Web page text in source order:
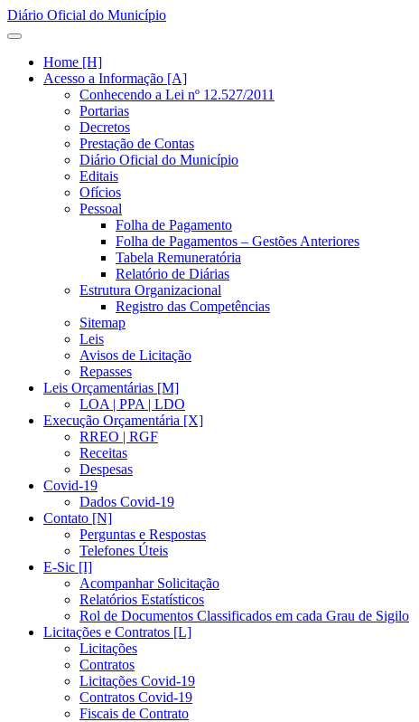
Diário Oficial do Município
Home [H]
Acesso a Informação [A]
Conhecendo a Lei nº 12.527/2011
Portarias
Decretos
Prestação de Contas
Diário Oficial do Município
Editais
Ofícios
Pessoal
Folha de Pagamento
Folha de Pagamentos – Gestões Anteriores
Tabela Remuneratória
Relatório de Diárias
Estrutura Organizacional
Registro das Competências
Sitemap
Leis
Avisos de Licitação
Repasses
Leis Orçamentárias [M]
LOA | PPA | LDO
Execução Orçamentária [X]
RREO | RGF
Receitas
Despesas
Covid-19
Dados Covid-19
Contato [N]
Perguntas e Respostas
Telefones Úteis
E-Sic [I]
Acompanhar Solicitação
Relatórios Estatísticos
Rol de Documentos Classificados em cada Grau de Sigilo
Licitações e Contratos [L]
Licitações
Contratos
Licitações Covid-19
Contratos Covid-19
Fiscais de Contrato